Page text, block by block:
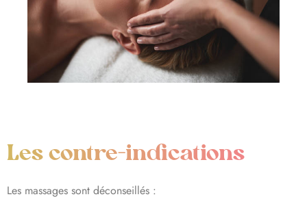
Les contre-indications
Les massages sont déconseillés :